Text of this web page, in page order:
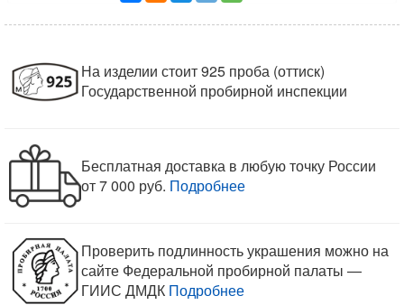
На изделии стоит 925 проба (оттиск)
Государственной пробирной инспекции
Бесплатная доставка в любую точку России
от 7 000 руб. Подробнее
Проверить подлинность украшения можно на
сайте Федеральной пробирной палаты —
ГИИС ДМДК Подробнее